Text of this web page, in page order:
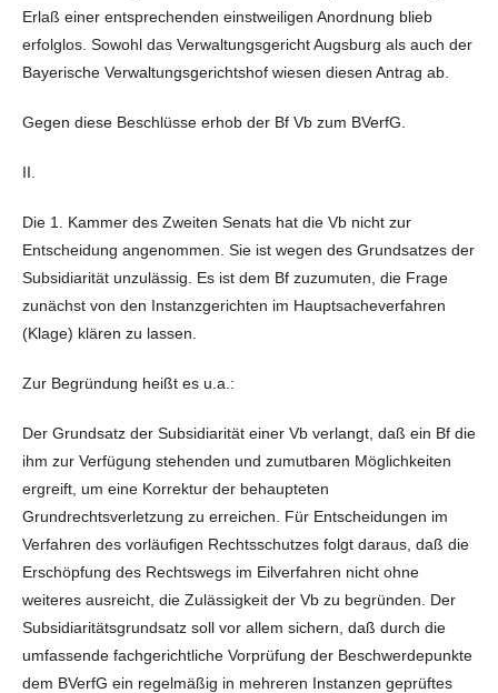
Erlaß einer entsprechenden einstweiligen Anordnung blieb
erfolglos. Sowohl das Verwaltungsgericht Augsburg als auch der
Bayerische Verwaltungsgerichtshof wiesen diesen Antrag ab.
Gegen diese Beschlüsse erhob der Bf Vb zum BVerfG.
II.
Die 1. Kammer des Zweiten Senats hat die Vb nicht zur
Entscheidung angenommen. Sie ist wegen des Grundsatzes der
Subsidiarität unzulässig. Es ist dem Bf zuzumuten, die Frage
zunächst von den Instanzgerichten im Hauptsacheverfahren
(Klage) klären zu lassen.
Zur Begründung heißt es u.a.:
Der Grundsatz der Subsidiarität einer Vb verlangt, daß ein Bf die
ihm zur Verfügung stehenden und zumutbaren Möglichkeiten
ergreift, um eine Korrektur der behaupteten
Grundrechtsverletzung zu erreichen. Für Entscheidungen im
Verfahren des vorläufigen Rechtsschutzes folgt daraus, daß die
Erschöpfung des Rechtswegs im Eilverfahren nicht ohne
weiteres ausreicht, die Zulässigkeit der Vb zu begründen. Der
Subsidiaritätsgrundsatz soll vor allem sichern, daß durch die
umfassende fachgerichtliche Vorprüfung der Beschwerdepunkte
dem BVerfG ein regelmäßig in mehreren Instanzen geprüftes